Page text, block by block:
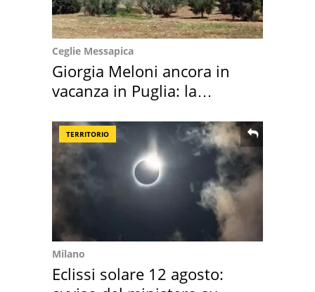
Ceglie Messapica
Giorgia Meloni ancora in
vacanza in Puglia: la
TERRITORIO
Milano
Eclissi solare 12 agosto: